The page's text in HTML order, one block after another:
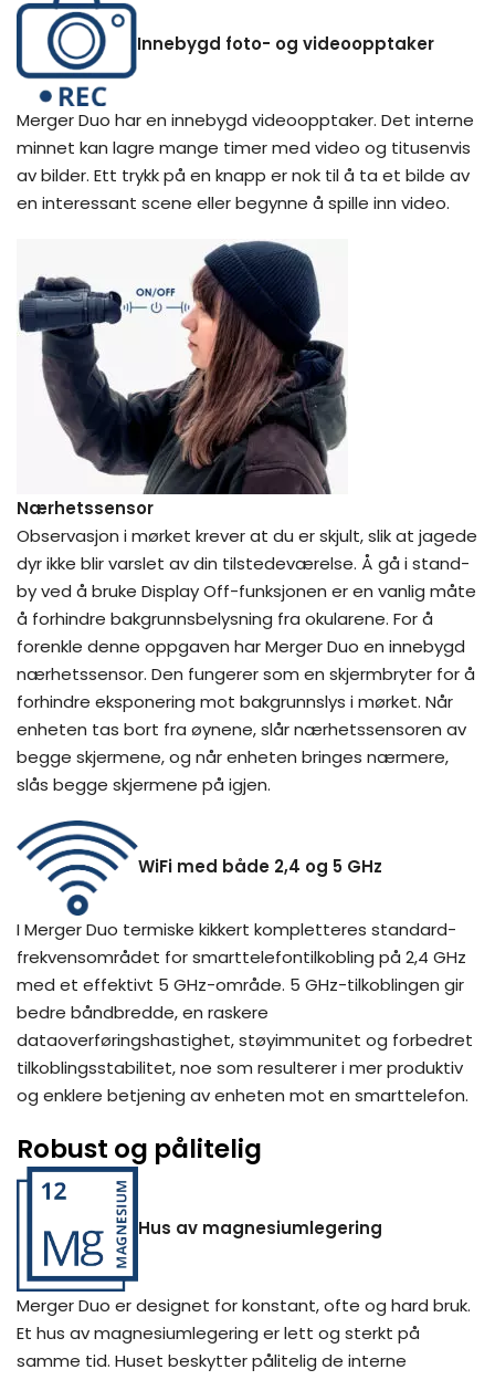
Innebygd foto- og videoopptaker
Merger Duo har en innebygd videoopptaker. Det interne
minnet kan lagre mange timer med video og titusenvis
av bilder. Ett trykk på en knapp er nok til å ta et bilde av
en interessant scene eller begynne å spille inn video.
Nærhetssensor
Observasjon i mørket krever at du er skjult, slik at jagede
dyr ikke blir varslet av din tilstedeværelse. Å gå i stand-
by ved å bruke Display Off-funksjonen er en vanlig måte
å forhindre bakgrunnsbelysning fra okularene. For å
forenkle denne oppgaven har Merger Duo en innebygd
nærhetssensor. Den fungerer som en skjermbryter for å
forhindre eksponering mot bakgrunnslys i mørket. Når
enheten tas bort fra øynene, slår nærhetssensoren av
begge skjermene, og når enheten bringes nærmere,
slås begge skjermene på igjen.
WiFi med både 2,4 og 5 GHz
I Merger Duo termiske kikkert kompletteres standard-
frekvensområdet for smarttelefontilkobling på 2,4 GHz
med et effektivt 5 GHz-område. 5 GHz-tilkoblingen gir
bedre båndbredde, en raskere
dataoverføringshastighet, støyimmunitet og forbedret
tilkoblingsstabilitet, noe som resulterer i mer produktiv
og enklere betjening av enheten mot en smarttelefon.
Robust og pålitelig
Hus av magnesiumlegering
Merger Duo er designet for konstant, ofte og hard bruk.
Et hus av magnesiumlegering er lett og sterkt på
samme tid. Huset beskytter pålitelig de interne